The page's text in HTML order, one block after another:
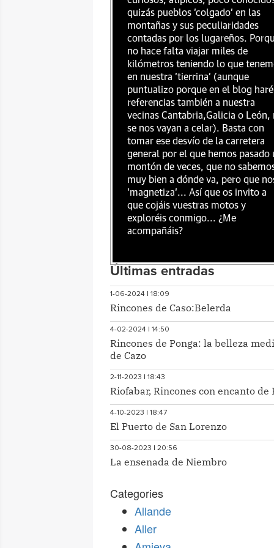
quizás pueblos 'colgado' en las
montañas y sus peculiaridades
contadas por los lugareños.
no hace falta viajar miles de
kilómetros teniendo lo que
en nuestra 'tierrina' (aunque
puntualizo porque en el blog haré
referencias también a nuestra
vecinas Cantabria,Galicia o León,
se nos vayan a celar). Basta con
tomar ese desvío de la carretera
general por el que hemos pasado
montón de veces, que no
muy bien a dónde va, pero que
'magnetiza'... Así que os invito a
que cojáis vuestras motos y
exploréis conmigo... ¿Me
acompañáis?
Últimas entradas
1-06-2024 | 18:09
Rincones de Caso:Belerda
4-02-2024 | 14:50
Rincones de Ponga: la belleza
de Cazo
2-11-2023 | 18:43
Riofabar, Rincones con encanto de
4-10-2023 | 18:47
El Puerto de San Lorenzo
30-08-2023 | 20:56
La ensenada de Niembro
Categories
Allande
Aller